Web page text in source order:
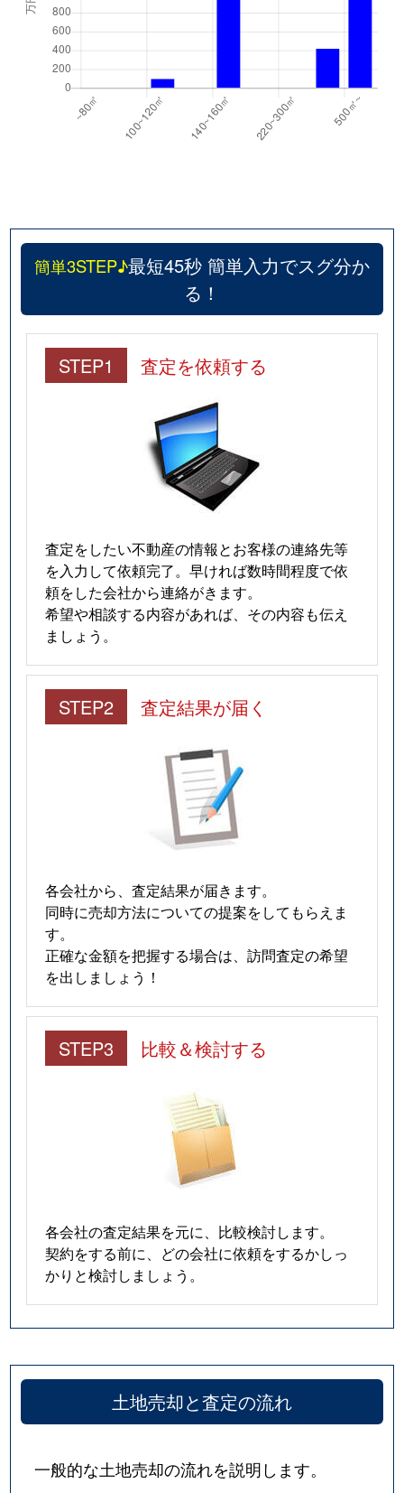
簡単3STEP♪最短45秒 簡単入力でスグ分か
る！
STEP1 査定を依頼する
査定をしたい不動産の情報とお客様の連絡先等
を入力して依頼完了。早ければ数時間程度で依
頼をした会社から連絡がきます。
希望や相談する内容があれば、その内容も伝え
ましょう。
STEP2 査定結果が届く
各会社から、査定結果が届きます。
同時に売却方法についての提案をしてもらえま
す。
正確な金額を把握する場合は、訪問査定の希望
を出しましょう！
STEP3 比較＆検討する
各会社の査定結果を元に、比較検討します。
契約をする前に、どの会社に依頼をするかしっ
かりと検討しましょう。
土地売却と査定の流れ
一般的な土地売却の流れを説明します。